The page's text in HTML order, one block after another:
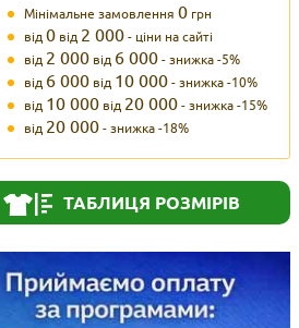
Мінімальне замовлення 0 грн
від0 від 2 000- ціни на сайті
від 2 000 від 6 000- знижка -5%
від 6 000 від 10 000- знижка -10%
від 10 000 від 20 000- знижка -15%
від 20 000- знижка -18%
ТАБЛИЦЯ РОЗМІРІВ